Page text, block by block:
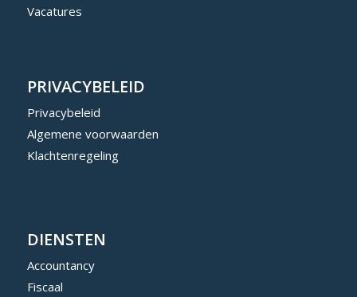
Vacatures
PRIVACYBELEID
Privacybeleid
Algemene voorwaarden
Klachtenregeling
DIENSTEN
Accountancy
Fiscaal